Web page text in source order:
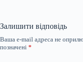
Залишити відповідь
Ваша e-mail адреса не
позначені *